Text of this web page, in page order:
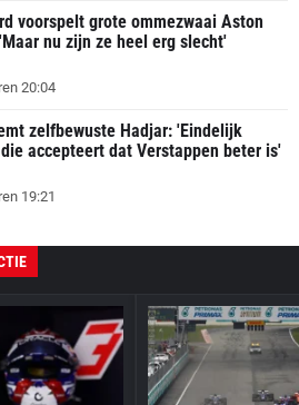
voorspelt grote ommezwaai Aston
nu zijn ze heel erg slecht'
20:04
zelfbewuste Hadjar: 'Eindelijk
accepteert dat Verstappen beter is'
19:21